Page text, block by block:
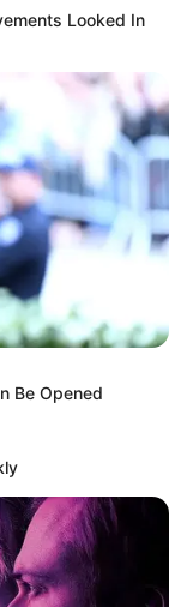
που
γέφυρα
που
στο Google
Looked In
Be Opened